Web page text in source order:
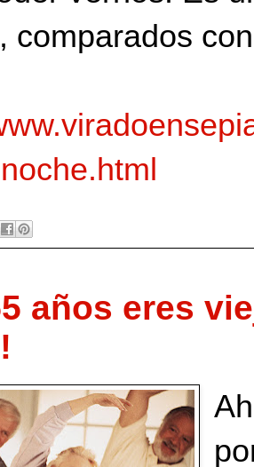
comparados
años eres